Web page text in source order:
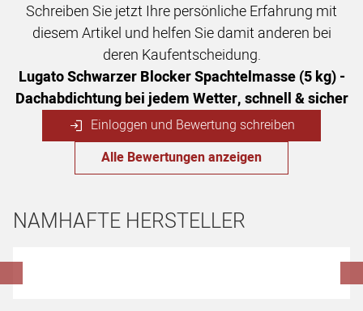
Schreiben Sie jetzt Ihre persönliche Erfahrung mit
diesem Artikel und helfen Sie damit anderen bei
deren Kaufentscheidung.
Lugato Schwarzer Blocker Spachtelmasse (5 kg) -
Dachabdichtung bei jedem Wetter, schnell & sicher
Einloggen und Bewertung schreiben
Alle Bewertungen anzeigen
NAMHAFTE HERSTELLER